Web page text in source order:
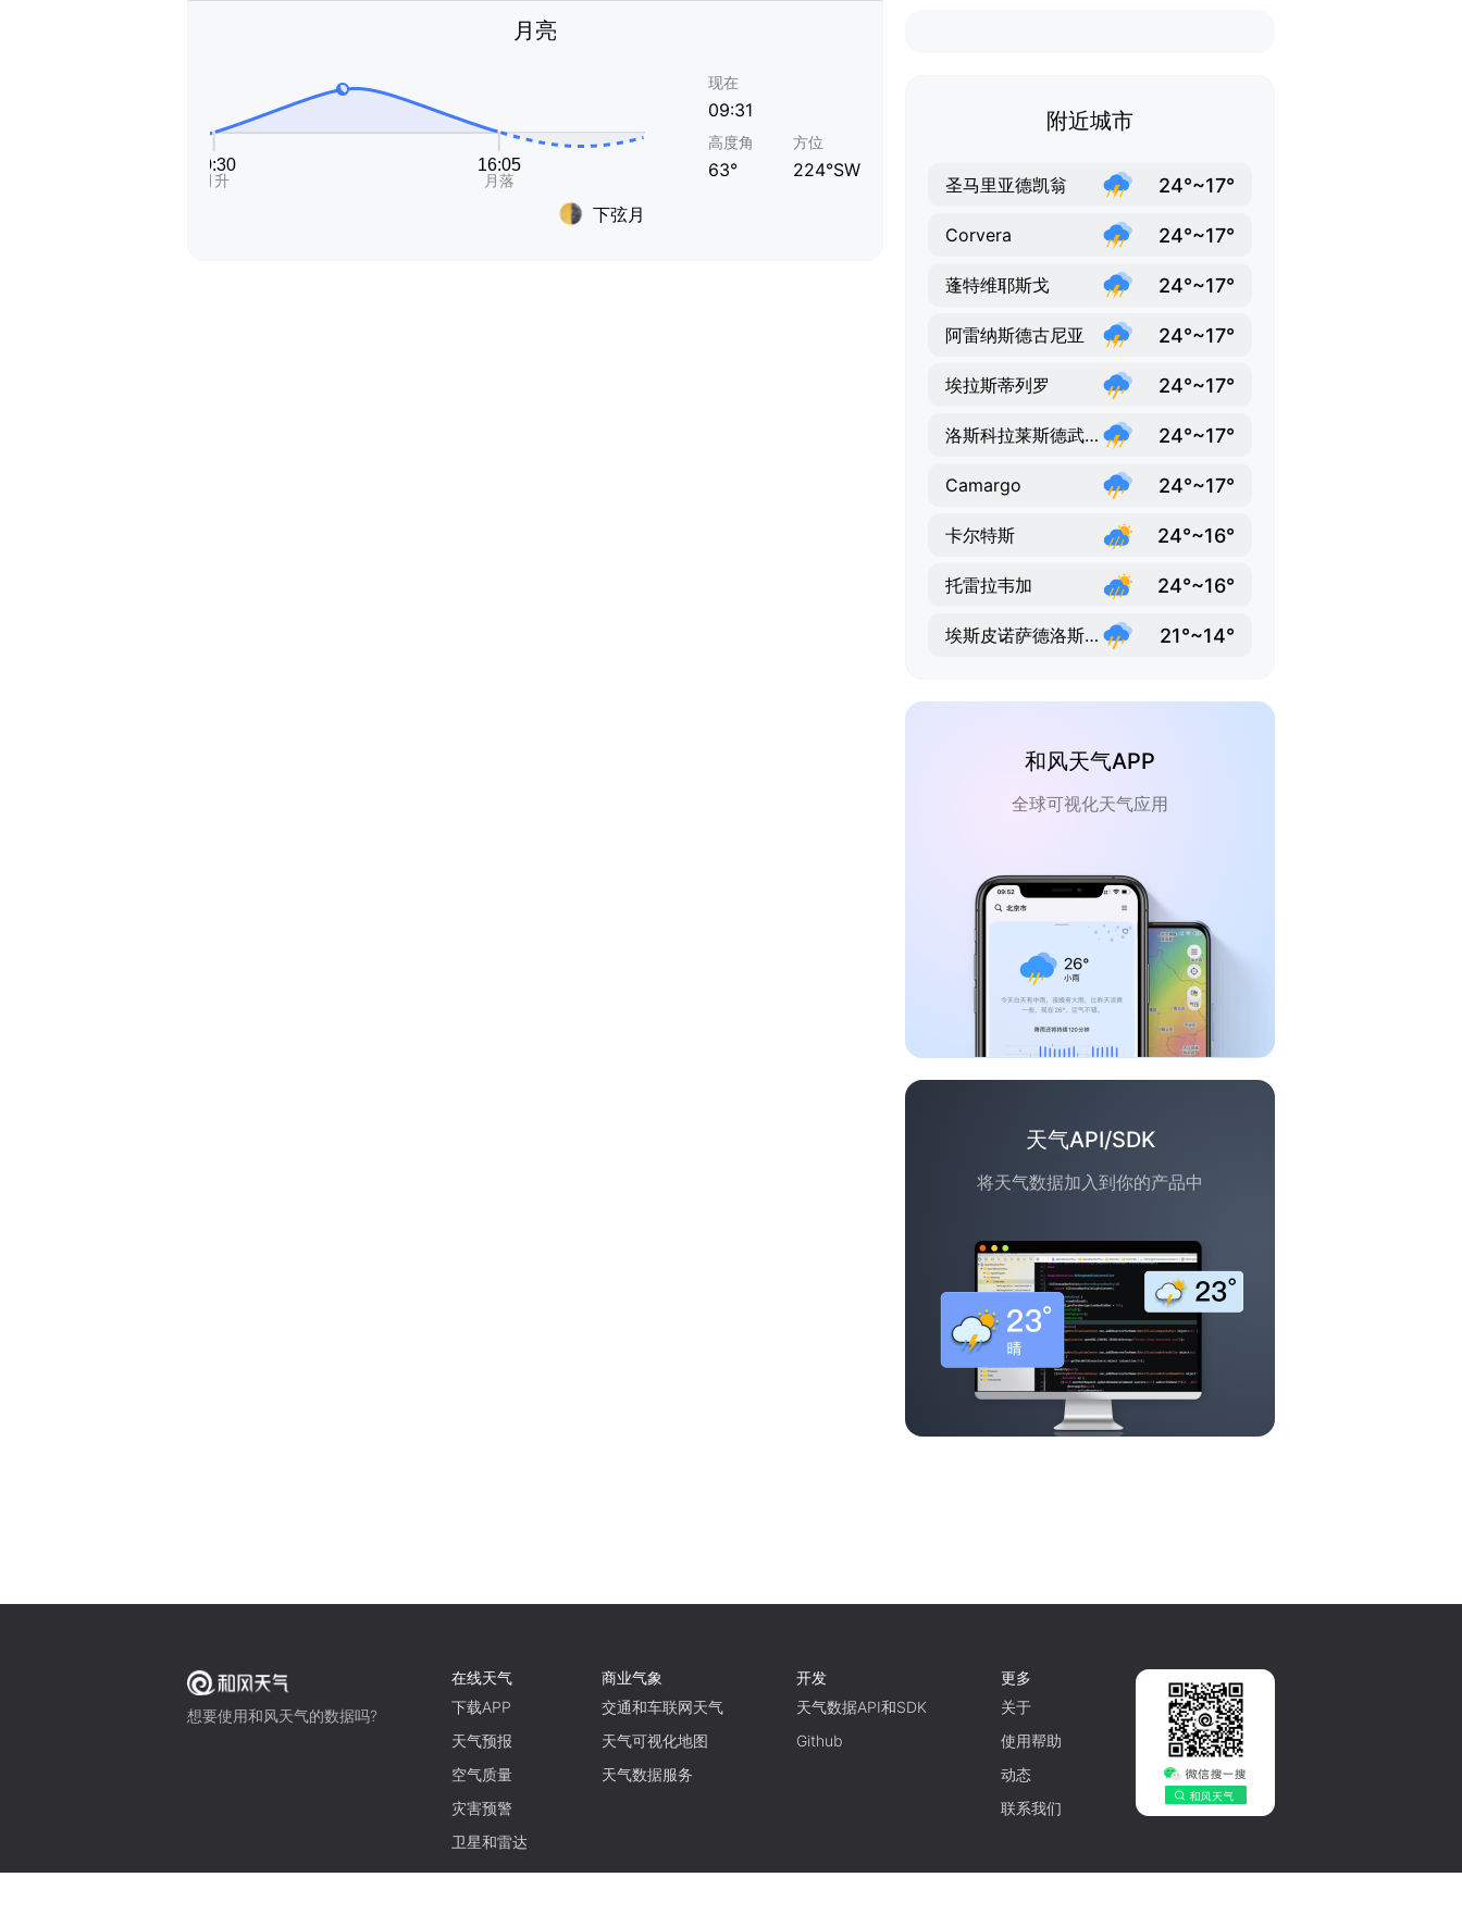
月亮
下弦月
现在
09:31
高度角
63°
方位
224°SW
附近城市
圣马里亚德凯翁 24°~17°
Corvera 24°~17°
蓬特维耶斯戈 24°~17°
阿雷纳斯德古尼亚 24°~17°
埃拉斯蒂列罗 24°~17°
洛斯科拉莱斯德武埃尔纳 24°~17°
Camargo 24°~17°
卡尔特斯 24°~16°
托雷拉韦加 24°~16°
埃斯皮诺萨德洛斯蒙特罗斯 21°~14°
和风天气APP
全球可视化天气应用
天气API/SDK
将天气数据加入到你的产品中
想要使用和风天气的数据吗?
在线天气
下载APP
天气预报
空气质量
灾害预警
卫星和雷达
商业气象
交通和车联网天气
天气可视化地图
天气数据服务
开发
天气数据API和SDK
Github
更多
关于
使用帮助
动态
联系我们